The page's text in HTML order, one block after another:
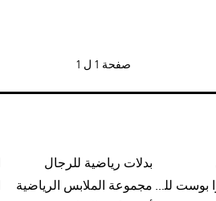
صفحة 1 ل 1
بدلات رياضية للرجال
اديداس أحذية ألترا بوست للرجال مجموعة الملابس الرياضية